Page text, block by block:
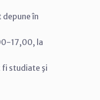
în
17,00, la
fi studiate şi